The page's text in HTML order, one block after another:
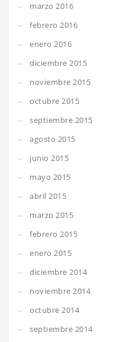
marzo 2016
febrero 2016
enero 2016
diciembre 2015
noviembre 2015
octubre 2015
septiembre 2015
agosto 2015
junio 2015
mayo 2015
abril 2015
marzo 2015
febrero 2015
enero 2015
diciembre 2014
noviembre 2014
octubre 2014
septiembre 2014